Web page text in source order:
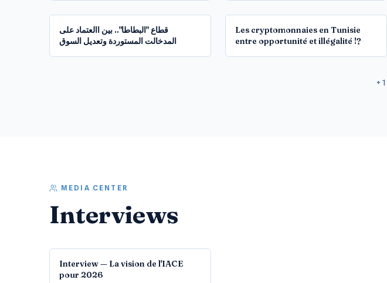
قطاع "البطاطا".. بين االعتماد على
المدخالت المستوردة وتعديل السوق
Les cryptomonnaies en Tunisie
entre opportunité et illégalité !?
+ 1
MEDIA CENTER
Interviews
Interview — La vision de l'IACE
pour 2026